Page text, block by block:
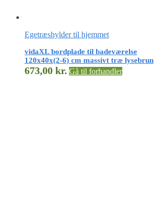
Egetræshylder til hjemmet
vidaXL bordplade til badeværelse
120x40x(2-6) cm massivt træ lysebrun
673,00 kr. Gå til forhandler